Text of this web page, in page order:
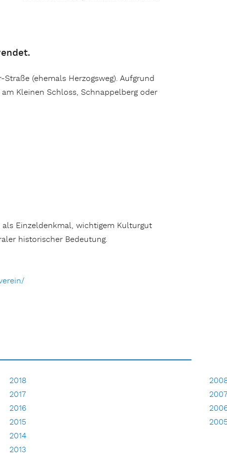
(ehemals Herzogsweg). Aufgrund
Kleinen Schloss, Schnappelberg oder
als Einzeldenkmal, wichtigem Kulturgut
historischer Bedeutung.
2018
2017
2016
2015
2014
2013